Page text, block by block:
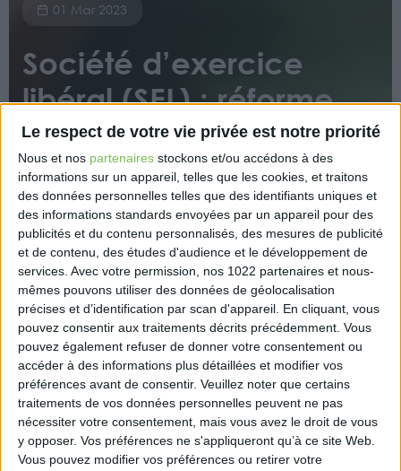
Le respect de votre vie privée est notre priorité
Nous et nos partenaires stockons et/ou accédons à des
informations sur un appareil, telles que les cookies, et traitons
des données personnelles telles que des identifiants uniques et
des informations standards envoyées par un appareil pour des
publicités et du contenu personnalisés, des mesures de publicité
et de contenu, des études d'audience et le développement de
services. Avec votre permission, nos 1022 partenaires et nous-
mêmes pouvons utiliser des données de géolocalisation
précises et d’identification par scan d'appareil. En cliquant, vous
pouvez consentir aux traitements décrits précédemment. Vous
pouvez également refuser de donner votre consentement ou
accéder à des informations plus détaillées et modifier vos
préférences avant de consentir. Veuillez noter que certains
traitements de vos données personnelles peuvent ne pas
nécessiter votre consentement, mais vous avez le droit de vous
y opposer. Vos préférences ne s'appliqueront qu’à ce site Web.
Vous pouvez modifier vos préférences ou retirer votre
01 Mar 2023
Société d’exercice
libéral (SEL) : réforme
de ce statut juridique
en 2024 !
Une importante réforme des sociétés d’exercice
libéral (SEL) va voir le jour au 1er septembre 2024. La
loi a notamment pour objectif de donner plus
d’attractivité aux SEL en rendant les textes plus clairs
et donc plus simples à comprendre pour les
professions libérales réglementées. Elle abroge
toutes les règles qui s’appliquent jusqu’alors. Au